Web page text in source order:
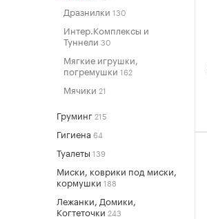
Дразнилки 130
Интер.Комплексы и
Туннели 30
Мягкие игрушки,
погремушки 162
Мячики 21
Груминг215
Гигиена 64
Туалеты 139
Миски, коврики под миски,
кормушки 188
Лежанки, Домики,
Когтеточки 243